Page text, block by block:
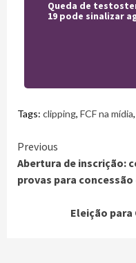
Queda de
19 pode sinalizar
Tags: clipping, FCF na mídia,
Previous
Abertura de inscrição:
provas para
Eleição para